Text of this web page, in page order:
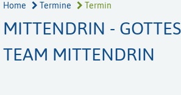
Home Termine Termin
MITTENDRIN -
TEAM MITTENDRIN